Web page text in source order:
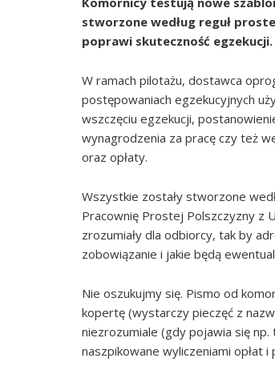
stworzone według reguł
poprawi skuteczność egzekucji.
W ramach pilotażu, dostawca
postępowaniach egzekucyjnych
wszczęciu egzekucji,
wynagrodzenia za pracę czy też
oraz opłaty.
Wszystkie zostały stworzone
Pracownię Prostej Polszczyzny z
zrozumiały dla odbiorcy, tak by
zobowiązanie i jakie będą
Nie oszukujmy się. Pismo od
kopertę (wystarczy pieczęć z
niezrozumiale (gdy pojawia się
naszpikowane wyliczeniami opłat i